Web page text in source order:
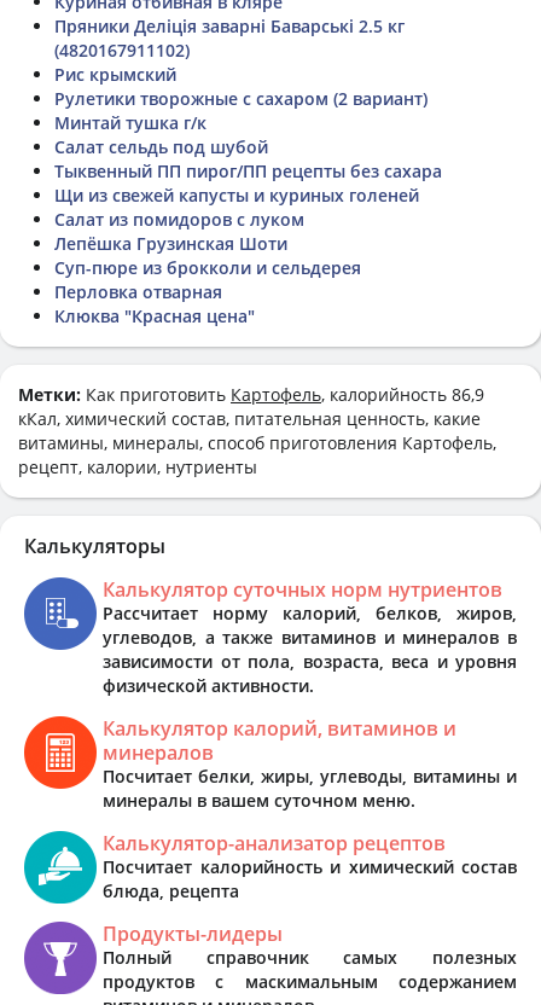
Пряники Деліція заварні Баварські 2.5 кг
(4820167911102)
Рис крымский
Рулетики творожные с сахаром (2 вариант)
Минтай тушка г/к
Салат сельдь под шубой
Тыквенный ПП пирог/ПП рецепты без сахара
Щи из свежей капусты и куриных голеней
Салат из помидоров с луком
Лепёшка Грузинская Шоти
Суп-пюре из брокколи и сельдерея
Перловка отварная
Клюква "Красная цена"
Метки: Как приготовить Картофель, калорийность 86,9
кКал, химический состав, питательная ценность, какие
витамины, минералы, способ приготовления Картофель,
рецепт, калории, нутриенты
Калькуляторы
Калькулятор суточных норм нутриентов
Рассчитает норму калорий, белков, жиров,
углеводов, а также витаминов и минералов в
зависимости от пола, возраста, веса и уровня
физической активности.
Калькулятор калорий, витаминов и
минералов
Посчитает белки, жиры, углеводы, витамины и
минералы в вашем суточном меню.
Калькулятор-анализатор рецептов
Посчитает калорийность и химический состав
блюда, рецепта
Продукты-лидеры
Полный справочник самых полезных
продуктов с маскимальным содержанием